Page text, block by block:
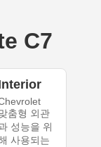
C7
춤형 외관
성능을 위
사용되는